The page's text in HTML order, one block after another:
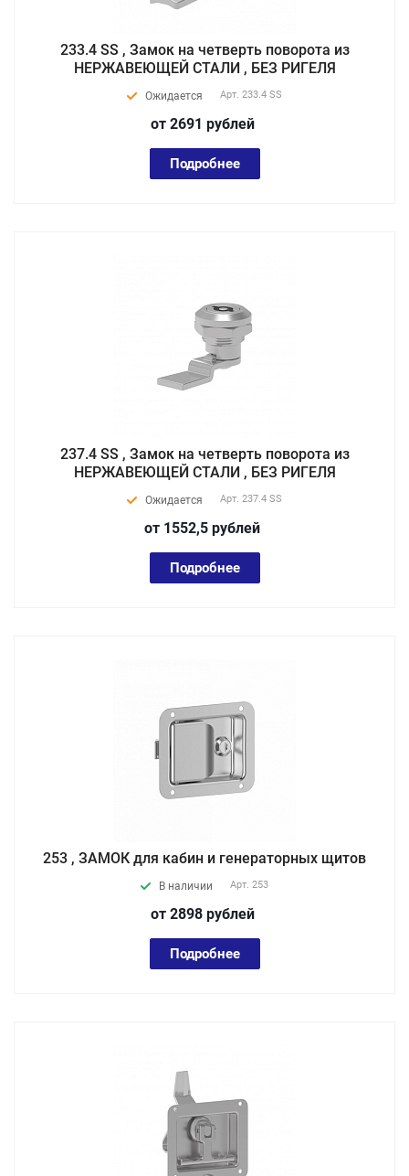
233.4 SS , Замок на четверть поворота из
НЕРЖАВЕЮЩЕЙ СТАЛИ , БЕЗ РИГЕЛЯ
Ожидается Арт. 233.4 SS
от 2691 рублей
Подробнее
237.4 SS , Замок на четверть поворота из
НЕРЖАВЕЮЩЕЙ СТАЛИ , БЕЗ РИГЕЛЯ
Ожидается Арт. 237.4 SS
от 1552,5 рублей
Подробнее
253 , ЗАМОК для кабин и генераторных щитов
В наличии Арт. 253
от 2898 рублей
Подробнее